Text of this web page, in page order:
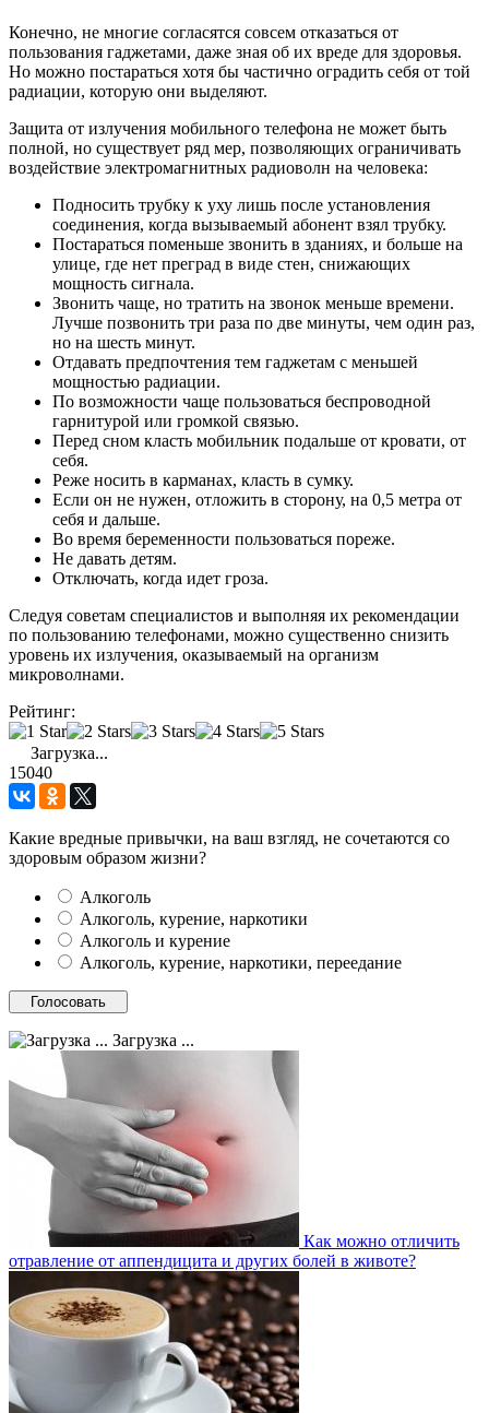
Конечно, не многие согласятся совсем отказаться от
пользования гаджетами, даже зная об их вреде для здоровья.
Но можно постараться хотя бы частично оградить себя от той
радиации, которую они выделяют.
Защита от излучения мобильного телефона не может быть
полной, но существует ряд мер, позволяющих ограничивать
воздействие электромагнитных радиоволн на человека:
Подносить трубку к уху лишь после установления
соединения, когда вызываемый абонент взял трубку.
Постараться поменьше звонить в зданиях, и больше на
улице, где нет преград в виде стен, снижающих
мощность сигнала.
Звонить чаще, но тратить на звонок меньше времени.
Лучше позвонить три раза по две минуты, чем один раз,
но на шесть минут.
Отдавать предпочтения тем гаджетам с меньшей
мощностью радиации.
По возможности чаще пользоваться беспроводной
гарнитурой или громкой связью.
Перед сном класть мобильник подальше от кровати, от
себя.
Реже носить в карманах, класть в сумку.
Если он не нужен, отложить в сторону, на 0,5 метра от
себя и дальше.
Во время беременности пользоваться пореже.
Не давать детям.
Отключать, когда идет гроза.
Следуя советам специалистов и выполняя их рекомендации
по пользованию телефонами, можно существенно снизить
уровень их излучения, оказываемый на организм
микроволнами.
Рейтинг:
Загрузка...
15040
Какие вредные привычки, на ваш взгляд, не сочетаются со
здоровым образом жизни?
Алкоголь
Алкоголь, курение, наркотики
Алкоголь и курение
Алкоголь, курение, наркотики, переедание
Загрузка ...
Как можно отличить
отравление от аппендицита и других болей в животе?